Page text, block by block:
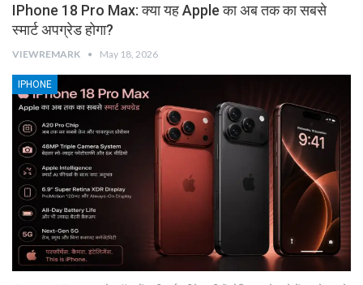
IPhone 18 Pro Max: क्या यह Apple का अब तक का सबसे
स्मार्ट अपग्रेड होगा?
VIEWREMARK May 18, 2026
IPHONE